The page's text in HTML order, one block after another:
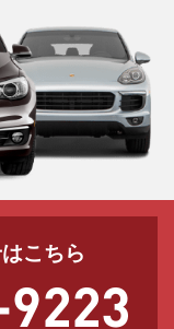
こちら